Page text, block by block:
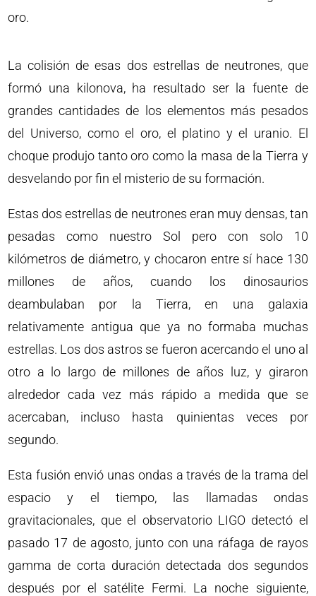
oro.
La colisión de esas dos estrellas de neutrones, que
formó una kilonova, ha resultado ser la fuente de
grandes cantidades de los elementos más pesados
del Universo, como el oro, el platino y el uranio. El
choque produjo tanto oro como la masa de la Tierra y
desvelando por fin el misterio de su formación.
Estas dos estrellas de neutrones eran muy densas, tan
pesadas como nuestro Sol pero con solo 10
kilómetros de diámetro, y chocaron entre sí hace 130
millones de años, cuando los dinosaurios
deambulaban por la Tierra, en una galaxia
relativamente antigua que ya no formaba muchas
estrellas. Los dos astros se fueron acercando el uno al
otro a lo largo de millones de años luz, y giraron
alrededor cada vez más rápido a medida que se
acercaban, incluso hasta quinientas veces por
segundo.
Esta fusión envió unas ondas a través de la trama del
espacio y el tiempo, las llamadas ondas
gravitacionales, que el observatorio LIGO detectó el
pasado 17 de agosto, junto con una ráfaga de rayos
gamma de corta duración detectada dos segundos
después por el satélite Fermi. La noche siguiente,